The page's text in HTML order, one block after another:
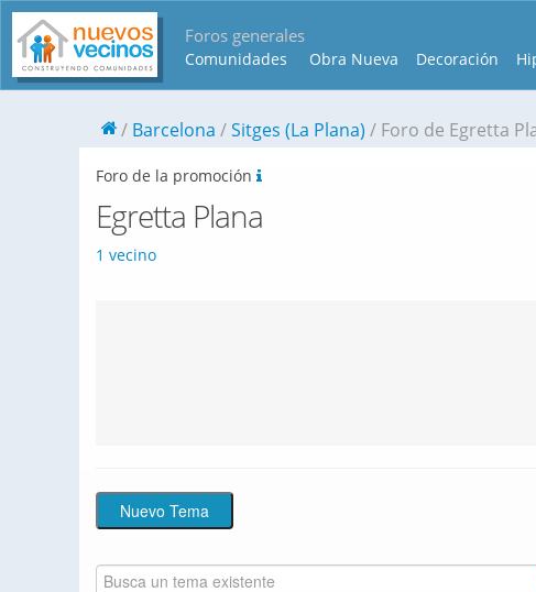
Foros generales
Comunidades Obra Nueva Decoración
Barcelona Sitges (La Plana) Foro de Egretta
Foro de la promoción
Egretta Plana
1 vecino